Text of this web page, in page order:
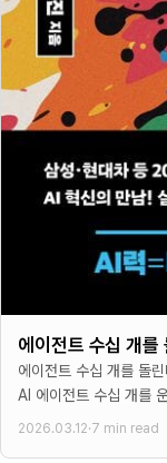
에이전트 수십 개를
에이전트 수십 개를 돌린
AI 에이전트 수십 개를
피드백을
2026.03.12·7 min read